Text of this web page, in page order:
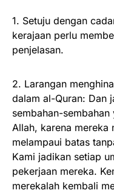
1. Setuju dengan
kerajaan perlu
penjelasan.
2. Larangan
dalam al-Quran: Dan
sembahan-
Allah, karena mereka
melampaui batas
Kami jadikan setiap
pekerjaan mereka.
merekalah kembali